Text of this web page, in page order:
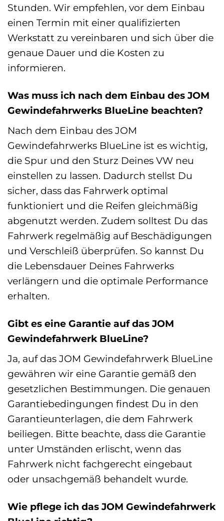
Stunden. Wir empfehlen, vor dem Einbau
einen Termin mit einer qualifizierten
Werkstatt zu vereinbaren und sich über die
genaue Dauer und die Kosten zu
informieren.
Was muss ich nach dem Einbau des JOM
Gewindefahrwerks BlueLine beachten?
Nach dem Einbau des JOM
Gewindefahrwerks BlueLine ist es wichtig,
die Spur und den Sturz Deines VW neu
einstellen zu lassen. Dadurch stellst Du
sicher, dass das Fahrwerk optimal
funktioniert und die Reifen gleichmäßig
abgenutzt werden. Zudem solltest Du das
Fahrwerk regelmäßig auf Beschädigungen
und Verschleiß überprüfen. So kannst Du
die Lebensdauer Deines Fahrwerks
verlängern und die optimale Performance
erhalten.
Gibt es eine Garantie auf das JOM
Gewindefahrwerk BlueLine?
Ja, auf das JOM Gewindefahrwerk BlueLine
gewähren wir eine Garantie gemäß den
gesetzlichen Bestimmungen. Die genauen
Garantiebedingungen findest Du in den
Garantieunterlagen, die dem Fahrwerk
beiliegen. Bitte beachte, dass die Garantie
unter Umständen erlischt, wenn das
Fahrwerk nicht fachgerecht eingebaut
oder unsachgemäß behandelt wurde.
Wie pflege ich das JOM Gewindefahrwerk